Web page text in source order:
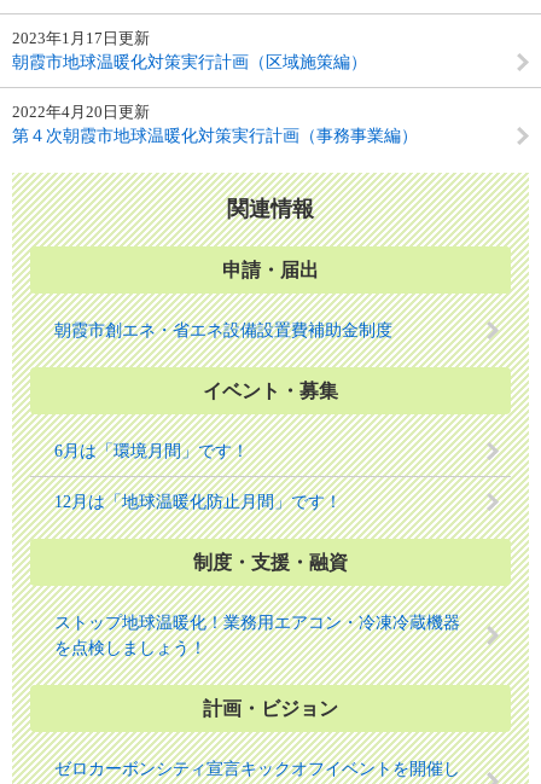
2023年1月17日更新
朝霞市地球温暖化対策実行計画（区域施策編）
2022年4月20日更新
第４次朝霞市地球温暖化対策実行計画（事務事業編）
関連情報
申請・届出
朝霞市創エネ・省エネ設備設置費補助金制度
イベント・募集
6月は「環境月間」です！
12月は「地球温暖化防止月間」です！
制度・支援・融資
ストップ地球温暖化！業務用エアコン・冷凍冷蔵機器
を点検しましょう！
計画・ビジョン
ゼロカーボンシティ宣言キックオフイベントを開催し